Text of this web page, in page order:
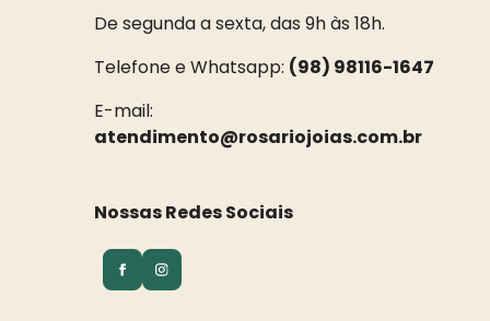
De segunda a sexta, das 9h às 18h.
Telefone e Whatsapp: (98) 98116-1647
E-mail:
atendimento@rosariojoias.com.br
Nossas Redes Sociais